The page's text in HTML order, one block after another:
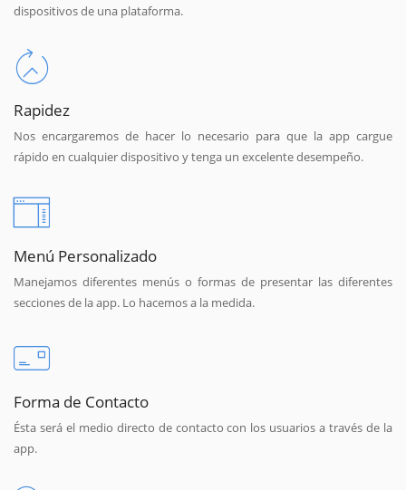
dispositivos de una plataforma.
Rapidez
Nos encargaremos de hacer lo necesario para que la app cargue
rápido en cualquier dispositivo y tenga un excelente desempeño.
Menú Personalizado
Manejamos diferentes menús o formas de presentar las diferentes
secciones de la app. Lo hacemos a la medida.
Forma de Contacto
Ésta será el medio directo de contacto con los usuarios a través de la
app.